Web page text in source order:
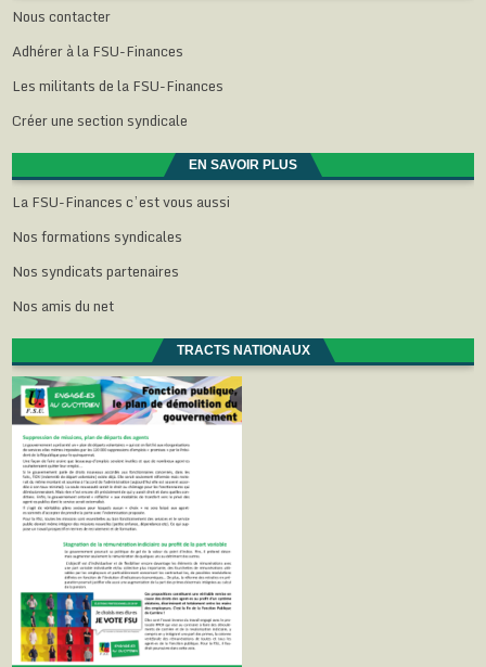
Nous contacter
Adhérer à la FSU-Finances
Les militants de la FSU-Finances
Créer une section syndicale
EN SAVOIR PLUS
La FSU-Finances c’est vous aussi
Nos formations syndicales
Nos syndicats partenaires
Nos amis du net
TRACTS NATIONAUX